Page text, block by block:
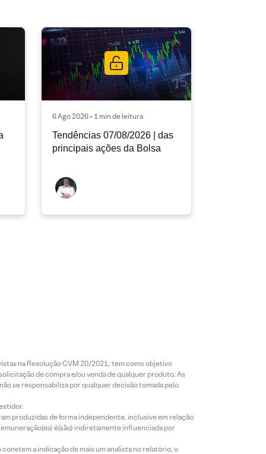
6 Ago 2026 • 1 min de leitura
Tendências 07/08/2026 | das
principais ações da Bolsa
na Resolução CVM 20/2021, tem como objetivo
de compra e/ou venda de qualquer produto. As
se responsabiliza por qualquer decisão tomada pelo
produzidas de forma independente, inclusive em relação
é(são) indiretamente influenciada por
a indicação de mais um analista no relatório, o